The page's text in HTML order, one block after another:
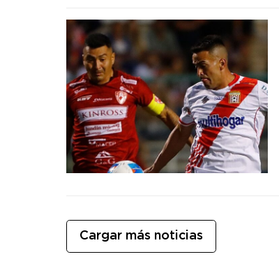
Cargar más noticias